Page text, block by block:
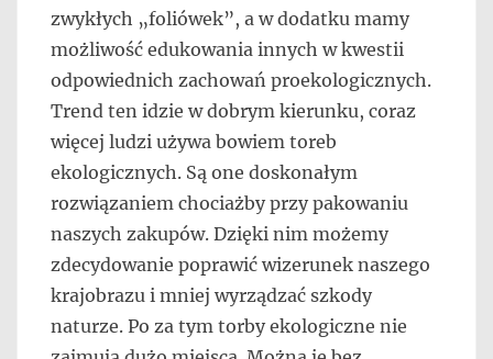
zwykłych „foliówek”, a w dodatku mamy
możliwość edukowania innych w kwestii
odpowiednich zachowań proekologicznych.
Trend ten idzie w dobrym kierunku, coraz
więcej ludzi używa bowiem toreb
ekologicznych. Są one doskonałym
rozwiązaniem chociażby przy pakowaniu
naszych zakupów. Dzięki nim możemy
zdecydowanie poprawić wizerunek naszego
krajobrazu i mniej wyrządzać szkody
naturze. Po za tym torby ekologiczne nie